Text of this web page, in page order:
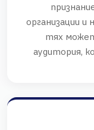
организации
тях
аудитория,